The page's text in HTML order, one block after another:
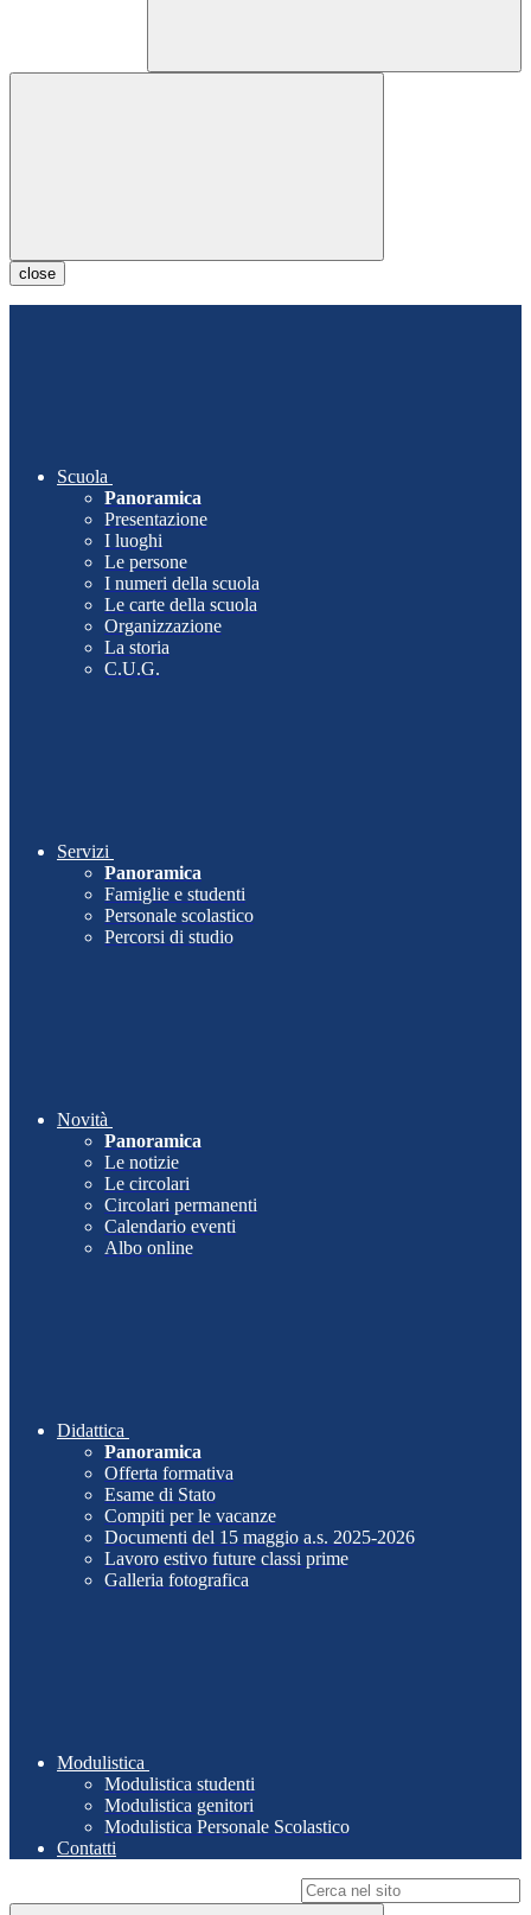
close
Scuola
Panoramica
Presentazione
I luoghi
Le persone
I numeri della scuola
Le carte della scuola
Organizzazione
La storia
C.U.G.
Servizi
Panoramica
Famiglie e studenti
Personale scolastico
Percorsi di studio
Novità
Panoramica
Le notizie
Le circolari
Circolari permanenti
Calendario eventi
Albo online
Didattica
Panoramica
Offerta formativa
Esame di Stato
Compiti per le vacanze
Documenti del 15 maggio a.s. 2025-2026
Lavoro estivo future classi prime
Galleria fotografica
Modulistica
Modulistica studenti
Modulistica genitori
Modulistica Personale Scolastico
Contatti